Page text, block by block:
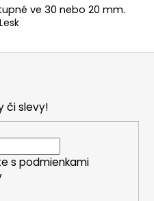
ve 30 nebo 20 mm.
Lesk
či slevy!
s podmienkami